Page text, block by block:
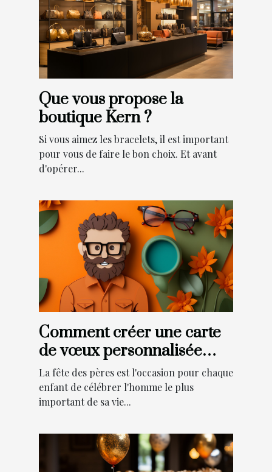
Que vous propose la
boutique Kern ?
Si vous aimez les bracelets, il est important
pour vous de faire le bon choix. Et avant
d'opérer...
Comment créer une carte
de vœux personnalisée
pour la fête des pères ?
La fête des pères est l'occasion pour chaque
enfant de célébrer l'homme le plus
important de sa vie...